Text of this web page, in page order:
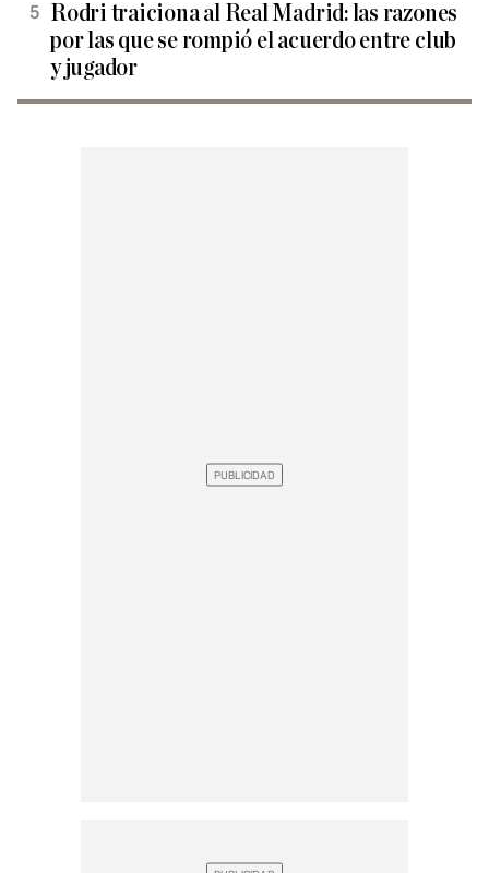
Rodri traiciona al Real Madrid: las razones
por las que se rompió el acuerdo entre club
y jugador